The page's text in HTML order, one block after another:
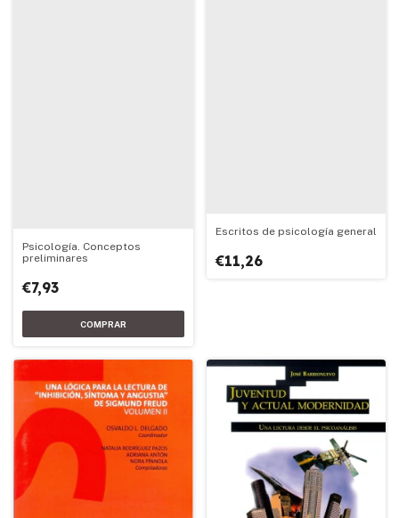
Psicología. Conceptos
preliminares
€7,93
Escritos de psicología general
€11,26